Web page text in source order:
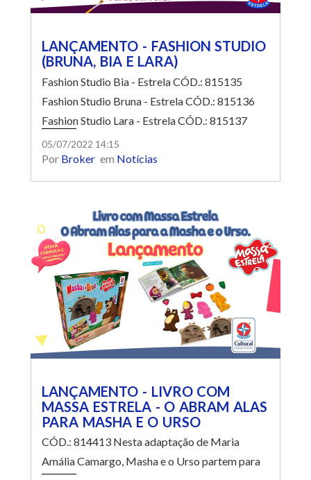
LANÇAMENTO - FASHION STUDIO
(BRUNA, BIA E LARA)
Fashion Studio Bia - Estrela CÓD.: 815135
Fashion Studio Bruna - Estrela CÓD.: 815136
Fashion Studio Lara - Estrela CÓD.: 815137
Essas bonecas adoram pintar o cabelo!
Acompanha uma cadeira de salão, tinta e pincel
para a criança brincar de pintar o cabelo. Um
05/07/2022 14:15
Por Broker em Notícias
LANÇAMENTO - LIVRO COM
MASSA ESTRELA - O ABRAM ALAS
PARA MASHA E O URSO
CÓD.: 814413 Nesta adaptação de Maria
Amália Camargo, Masha e o Urso partem para